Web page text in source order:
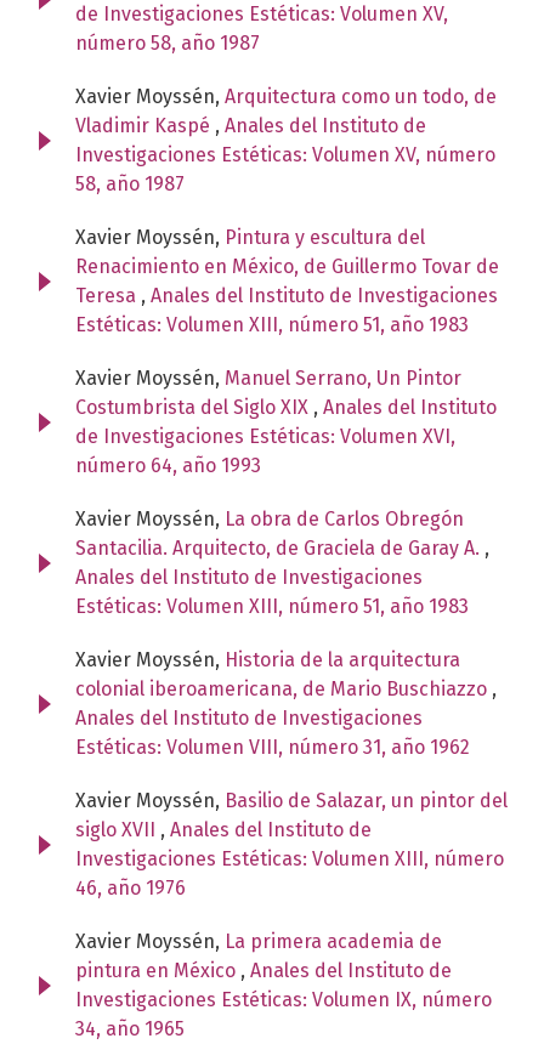
de Investigaciones Estéticas: Volumen XV,
número 58, año 1987
Xavier Moyssén, Arquitectura como un todo, de
Vladimir Kaspé , Anales del Instituto de
Investigaciones Estéticas: Volumen XV, número
58, año 1987
Xavier Moyssén, Pintura y escultura del
Renacimiento en México, de Guillermo Tovar de
Teresa , Anales del Instituto de Investigaciones
Estéticas: Volumen XIII, número 51, año 1983
Xavier Moyssén, Manuel Serrano, Un Pintor
Costumbrista del Siglo XIX , Anales del Instituto
de Investigaciones Estéticas: Volumen XVI,
número 64, año 1993
Xavier Moyssén, La obra de Carlos Obregón
Santacilia. Arquitecto, de Graciela de Garay A. ,
Anales del Instituto de Investigaciones
Estéticas: Volumen XIII, número 51, año 1983
Xavier Moyssén, Historia de la arquitectura
colonial iberoamericana, de Mario Buschiazzo ,
Anales del Instituto de Investigaciones
Estéticas: Volumen VIII, número 31, año 1962
Xavier Moyssén, Basilio de Salazar, un pintor del
siglo XVII , Anales del Instituto de
Investigaciones Estéticas: Volumen XIII, número
46, año 1976
Xavier Moyssén, La primera academia de
pintura en México , Anales del Instituto de
Investigaciones Estéticas: Volumen IX, número
34, año 1965